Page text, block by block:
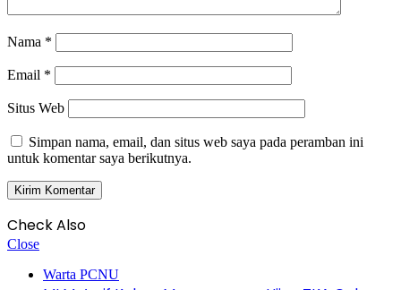
Nama *
Email *
Situs Web
Simpan nama, email, dan situs web saya pada peramban ini
untuk komentar saya berikutnya.
Check Also
Close
Warta PCNU